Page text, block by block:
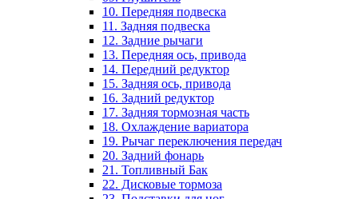
10. Передняя подвеска
11. Задняя подвеска
12. Задние рычаги
13. Передняя ось, привода
14. Передний редуктор
15. Задняя ось, привода
16. Задний редуктор
17. Задняя тормозная часть
18. Охлаждение вариатора
19. Рычаг переключения передач
20. Задний фонарь
21. Топливный Бак
22. Дисковые тормоза